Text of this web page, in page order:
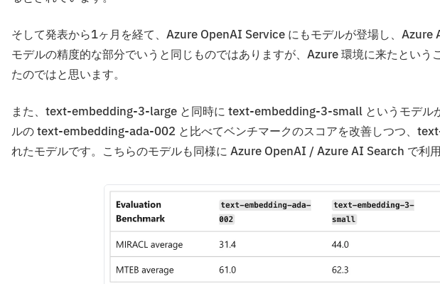
そして発表から1ヶ月を経て、Azure OpenAI Service にもモデルが登場し、
モデルの精度的な部分でいうと同じものではありますが、Azure 環境に来たとい
たのではと思います。
また、text-embedding-3-large と同時に text-embedding-3-small というモデル
ルの text-embedding-ada-002 と比べてベンチマークのスコアを改善しつつ、
れたモデルです。こちらのモデルも同様に Azure OpenAI / Azure AI Search で利用